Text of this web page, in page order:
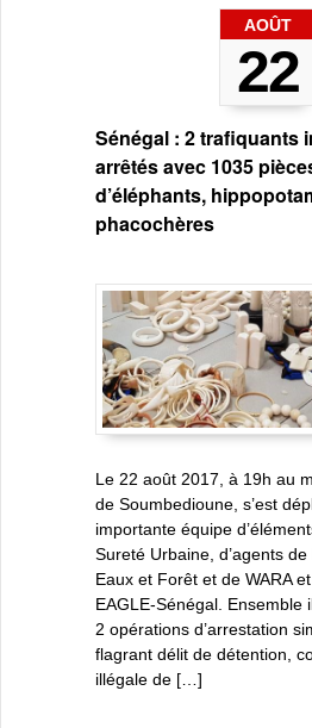
AOÛT
22
Sénégal : 2 trafiquants
arrêtés avec 1035
d’éléphants,
phacochères
Le 22 août 2017, à 19h au
de Soumbedioune, s’est
importante équipe
Sureté Urbaine, d’agents
Eaux et Forêt et de WARA
EAGLE-Sénégal. Ensemble
2 opérations d’arrestation
flagrant délit de détention,
illégale de […]